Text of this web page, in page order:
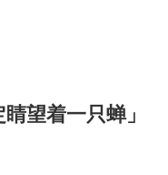
望着一只蝉」